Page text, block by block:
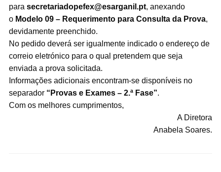
para secretariadopefex@esarganil.pt, anexando
o Modelo 09 – Requerimento para Consulta da Prova,
devidamente preenchido.
No pedido deverá ser igualmente indicado o endereço de
correio eletrónico para o qual pretendem que seja
enviada a prova solicitada.
Informações adicionais encontram-se disponíveis no
separador “Provas e Exames – 2.ª Fase”.
Com os melhores cumprimentos,
A Diretora
Anabela Soares.